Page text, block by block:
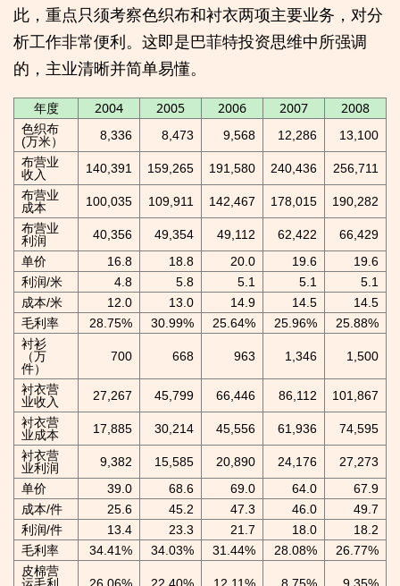
此，重点只须考察色织布和衬衣两项主要业务，对分
析工作非常便利。这即是巴菲特投资思维中所强调
的，主业清晰并简单易懂。
年度 2004 2005 2006 2007 2008
色织布
(万米）
8,336 8,473 9,568 12,286
13,100
布营业
收入
140,391 159,265 191,580 240,436
256,711
布营业
成本
100,035 109,911 142,467 178,015
190,282
布营业
利润
40,356 49,354 49,112 62,422
66,429
单价
16.8 18.8 20.0 19.6
19.6
利润/米
4.8 5.8 5.1 5.1
5.1
成本/米
12.0 13.0 14.9 14.5
14.5
毛利率
28.75% 30.99% 25.64% 25.96%
25.88%
衬衫
（万
件）
700 668 963 1,346 1,500
衬衣营
业收入
27,267 45,799 66,446 86,112
101,867
衬衣营
业成本
17,885 30,214 45,556 61,936
74,595
衬衣营
业利润
9,382 15,585 20,890 24,176
27,273
单价
39.0 68.6 69.0 64.0
67.9
成本/件
25.6 45.2 47.3 46.0
49.7
利润/件
13.4 23.3 21.7 18.0
18.2
毛利率
34.41% 34.03% 31.44% 28.08%
26.77%
皮棉营